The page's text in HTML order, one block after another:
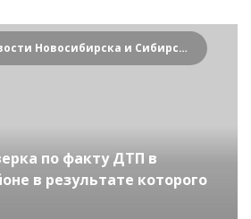
Криминальные новости Новосибирска и Сибирского региона
по факту ДТП в
в результате которого